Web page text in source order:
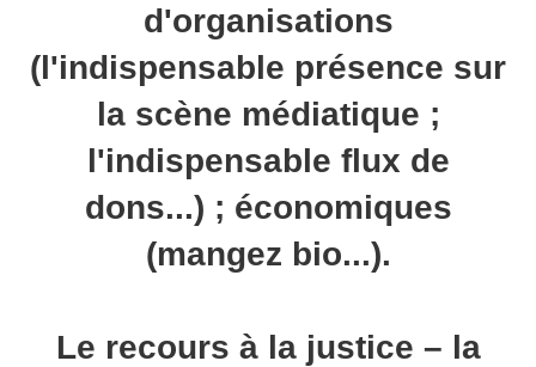
d'organisations
(l'indispensable présence sur
la scène médiatique ;
l'indispensable flux de
dons...) ; économiques
(mangez bio...).
Le recours à la justice – la